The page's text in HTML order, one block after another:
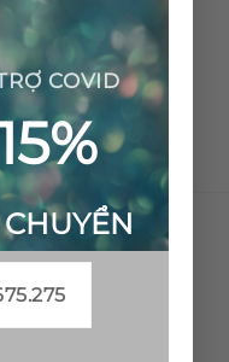
COVID
VIỆT NAM
Huyện Mộ